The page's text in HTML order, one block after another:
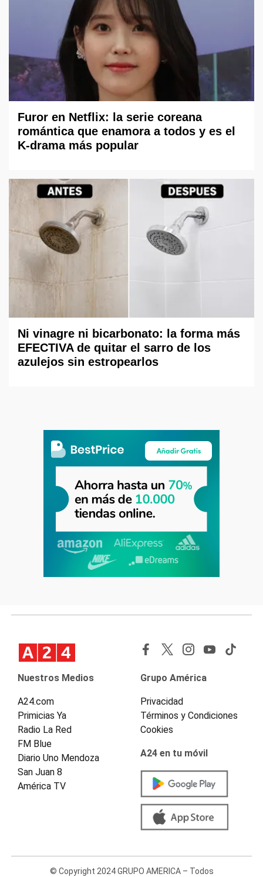
Furor en Netflix: la serie coreana
romántica que enamora a todos y es el
K-drama más popular
Ni vinagre ni bicarbonato: la forma más
EFECTIVA de quitar el sarro de los
azulejos sin estropearlos
Nuestros Medios
A24.com
Primicias Ya
Radio La Red
FM Blue
Diario Uno Mendoza
San Juan 8
América TV
Grupo América
Privacidad
Términos y Condiciones
Cookies
A24 en tu móvil
© Copyright 2024 GRUPO AMERICA – Todos